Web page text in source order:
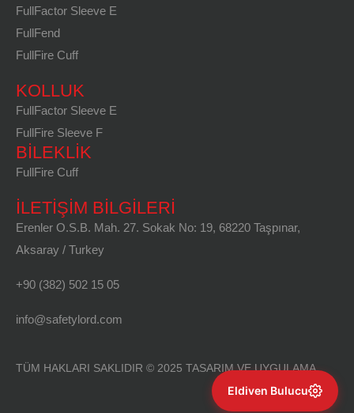
Eldiven Bulucu
FullFactor Sleeve E
FullFend
FullFire Cuff
KOLLUK
FullFactor Sleeve E
FullFire Sleeve F
BILEKLIK
FullFire Cuff
İLETİŞİM BİLGİLERİ
Erenler O.S.B. Mah. 27. Sokak No: 19, 68220 Taşpınar,
Aksaray / Turkey
+90 (382) 502 15 05
info@safetylord.com
TÜM HAKLARI SAKLIDIR © 2025 TASARIM VE UYGULAMA